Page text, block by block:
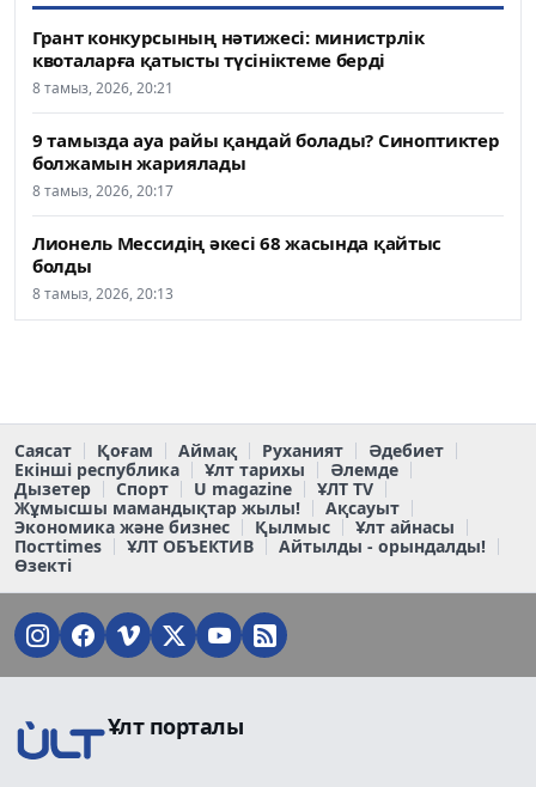
Грант конкурсының нәтижесі: министрлік
квоталарға қатысты түсініктеме берді
8 тамыз, 2026, 20:21
9 тамызда ауа райы қандай болады? Синоптиктер
болжамын жариялады
8 тамыз, 2026, 20:17
Лионель Мессидің әкесі 68 жасында қайтыс
болды
8 тамыз, 2026, 20:13
Саясат Қоғам Аймақ Руханият
Әдебиет
Екінші республика
Ұлт тарихы
Әлемде
Дызетер
Спорт U magazine
ҰЛТ TV
Жұмысшы мамандықтар жылы!
Ақсауыт
Экономика және бизнес
Қылмыс
Ұлт айнасы
Постtimes
ҰЛТ ОБЪЕКТИВ
Айтылды - орындалды!
Өзекті
Ұлт порталы